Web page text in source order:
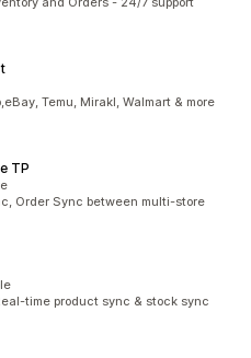
Temu, Mirakl, Walmart & more
TP
Order Sync between multi-store
time product sync & stock sync